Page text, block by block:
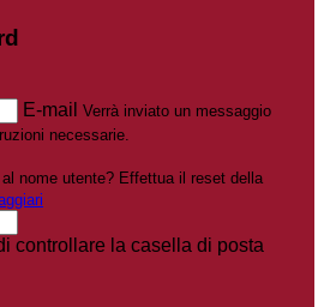
E-mail Verrà inviato un messaggio
necessarie.
nome utente? Effettua il reset della
controllare la casella di posta